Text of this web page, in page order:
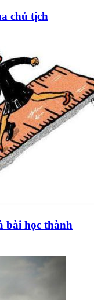
chủ tịch
bài học thành